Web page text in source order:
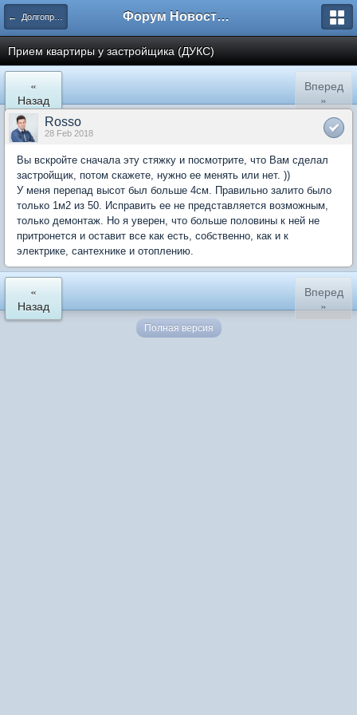
← Долгопрудный Форум Новостройки
Прием квартиры у застройщика (ДУКС)
«
Назад
Вперед
»
Rosso
28 Feb 2018
Вы вскройте сначала эту стяжку и посмотрите, что Вам сделал
застройщик, потом скажете, нужно ее менять или нет. ))
У меня перепад высот был больше 4см. Правильно залито было
только 1м2 из 50. Исправить ее не представляется возможным,
только демонтаж. Но я уверен, что больше половины к ней не
притронется и оставит все как есть, собственно, как и к
электрике, сантехнике и отоплению.
«
Назад
Вперед
»
Полная версия